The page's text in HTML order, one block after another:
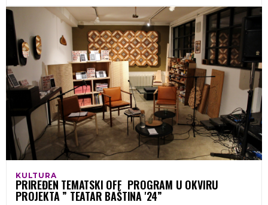
POZORIŠNIM PRODUKCIJAMA”
KULTURA
PRIREĐEN TEMATSKI OFF PROGRAM U OKVIRU
PROJEKTA ” TEATAR BAŠTINA '24”